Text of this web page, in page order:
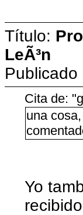
Título:
LeÃ³n
Publicado
Cita de:
una
Yo